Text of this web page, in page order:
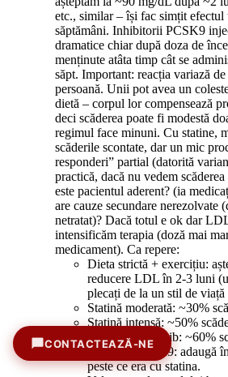
etc., similar – își fac simțit efectul
săptămâni. Inhibitorii PCSK9
dramatice chiar după doza de
menținute atâta timp cât se
săpt. Important: reacția variază de
persoană. Unii pot avea un
dietă – corpul lor compensează
deci scăderea poate fi modestă
regimul face minuni. Cu statine,
scăderile scontate, dar un mic
responderi” partial (datorită
practică, dacă nu vedem
este pacientul aderent? (ia
are cauze secundare nerezolvate
netratat)? Dacă totul e ok dar
intensificăm terapia (doză mai
medicament). Ca repere:
Dieta strictă + exercițiu:
reducere LDL în 2-3 luni
plecați de la un stil de viață
Statină moderată: ~30%
Statină intensă: ~50%
Statină + ezetimib: ~60%
Inhibitor PCSK9: adaugă
peste ce era cu statina.
CONTACTEAZĂ-NE
+40 371 71 61 61